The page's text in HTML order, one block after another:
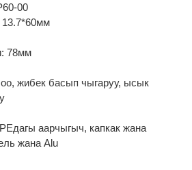
00
13.7*60мм
78мм
жибек басып чыгаруу, ысык
аарчыгыч, капкак жана
жана Alu